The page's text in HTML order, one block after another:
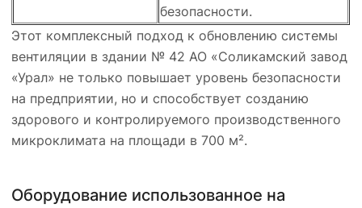
безопасности.
Этот комплексный подход к обновлению системы
вентиляции в здании № 42 АО «Соликамский завод
«Урал» не только повышает уровень безопасности
на предприятии, но и способствует созданию
здорового и контролируемого производственного
микроклимата на площади в 700 м².
Оборудование использованное на